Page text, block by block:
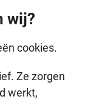
wij?
cookies.
Ze zorgen
werkt,